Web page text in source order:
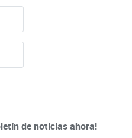
de noticias ahora!